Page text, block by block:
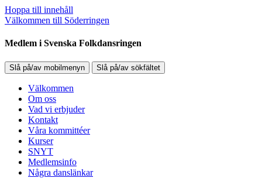
Hoppa till innehåll
Välkommen till Söderringen
Medlem i Svenska Folkdansringen
Slå på/av mobilmenyn Slå på/av sökfältet
Välkommen
Om oss
Vad vi erbjuder
Kontakt
Våra kommittéer
Kurser
SNYT
Medlemsinfo
Några danslänkar